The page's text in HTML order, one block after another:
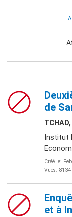
de
Institut
Créé le:
Vues: 8134
et à